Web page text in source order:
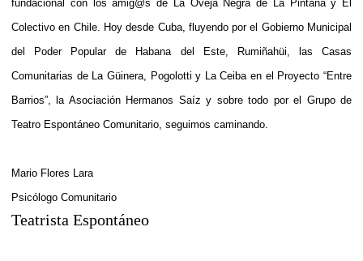
fundacional con los amig@s de La Oveja Negra de La Pintana y El
Colectivo en Chile. Hoy desde Cuba, fluyendo por el Gobierno Municipal
del Poder Popular de Habana del Este, Rumiñahüi, las Casas
Comunitarias de La Güinera, Pogolotti y La Ceiba en el Proyecto “Entre
Barrios”, la Asociación Hermanos Saíz y sobre todo por el Grupo de
Teatro Espontáneo Comunitario, seguimos caminando.
Mario Flores Lara
Psicólogo Comunitario
Teatrista Espontáneo